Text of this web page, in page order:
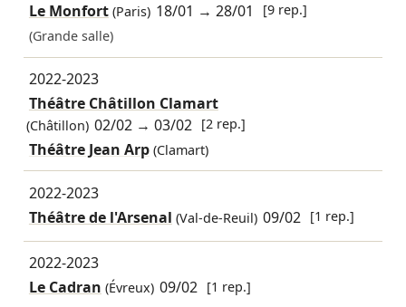
Le Monfort(Paris) 18/01 →28/01
[9 rep.]
(Grande salle)
2022-2023
Théâtre Châtillon Clamart
(Châtillon) 02/02 →03/02 [2 rep.]
Théâtre Jean Arp (Clamart)
2022-2023
Théâtre de l'Arsenal (Val-de-Reuil) 09/02 [1 rep.]
2022-2023
Le Cadran (Évreux) 09/02 [1 rep.]